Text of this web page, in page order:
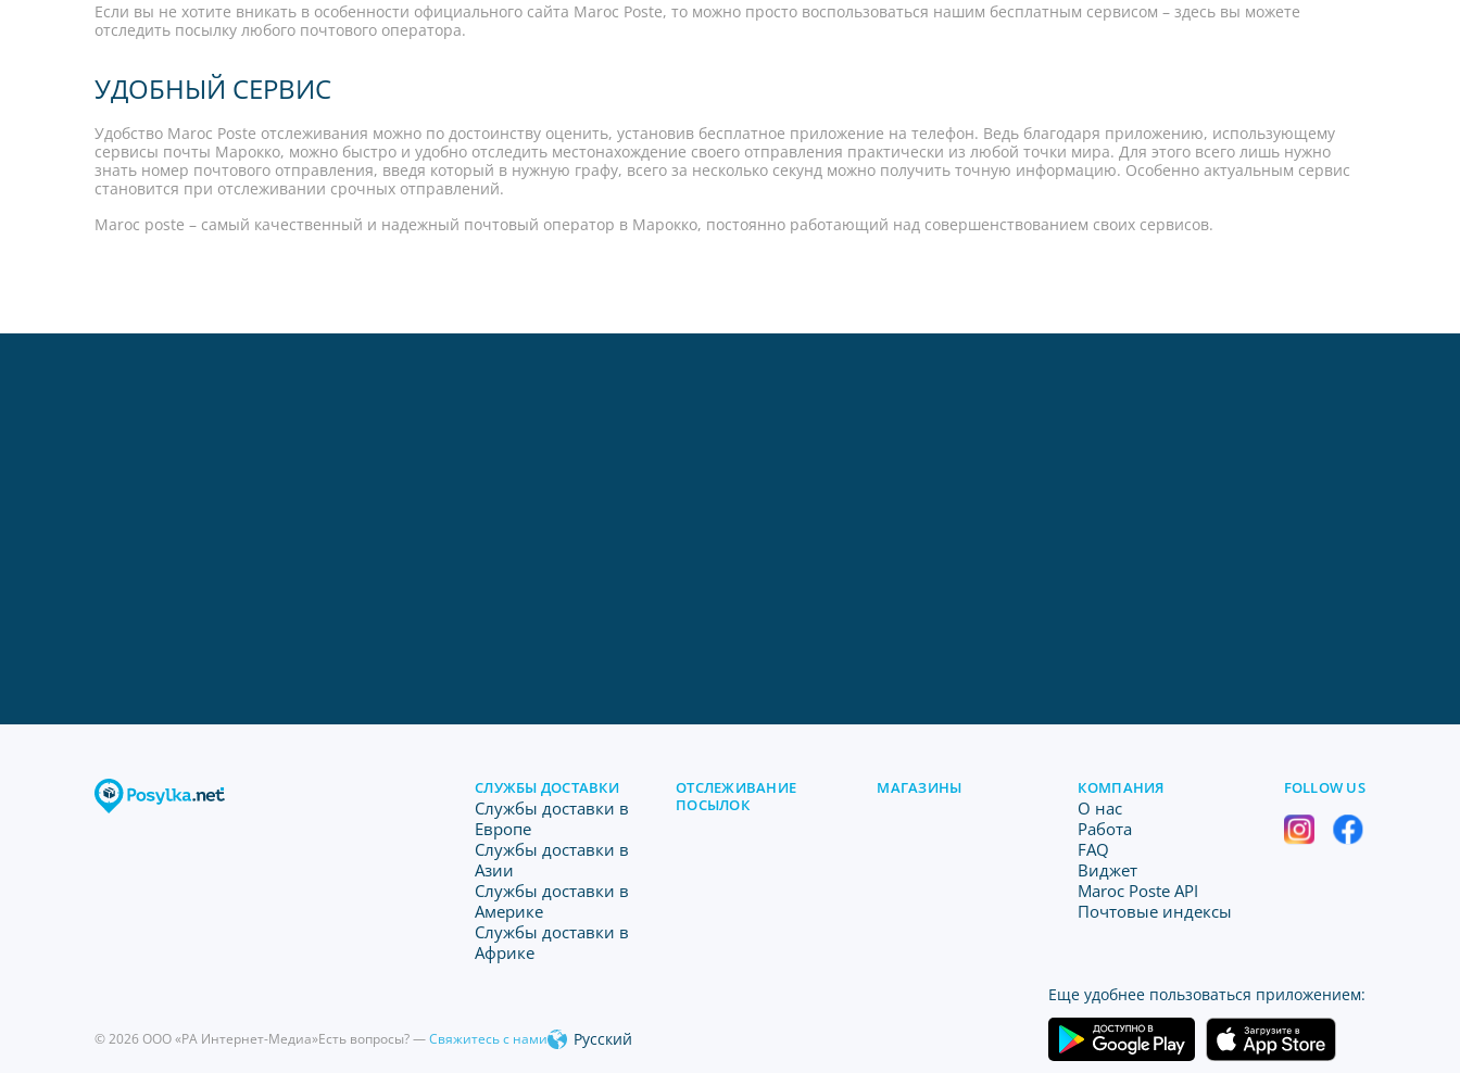
Если вы не хотите вникать в особенности официального сайта Maroc Poste, то можно просто воспользоваться нашим бесплатным сервисом – здесь вы можете
отследить посылку любого почтового оператора.
УДОБНЫЙ СЕРВИС
Удобство Maroc Poste отслеживания можно по достоинству оценить, установив бесплатное приложение на телефон. Ведь благодаря приложению, использующему
сервисы почты Марокко, можно быстро и удобно отследить местонахождение своего отправления практически из любой точки мира. Для этого всего лишь нужно
знать номер почтового отправления, введя который в нужную графу, всего за несколько секунд можно получить точную информацию. Особенно актуальным сервис
становится при отслеживании срочных отправлений.
Maroc poste – самый качественный и надежный почтовый оператор в Марокко, постоянно работающий над совершенствованием своих сервисов.
СЛУЖБЫ ДОСТАВКИ
Службы доставки в
Европе
Службы доставки в
Азии
Службы доставки в
Америке
Службы доставки в
Африке
ОТСЛЕЖИВАНИЕ
ПОСЫЛОК
МАГАЗИНЫ КОМПАНИЯ
O нас
Работа
FAQ
Виджет
Maroc Poste API
Почтовые индексы
FOLLOW US
© 2026 ООО «РА Интернет-Медиа»Есть вопросы? —Свяжитесь с нами Русский
Еще удобнее пользоваться приложением: